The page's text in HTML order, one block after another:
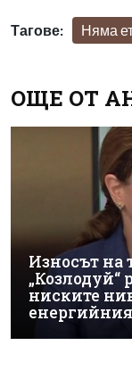
Тагове: Няма
ОЩЕ ОТ
Износът на
ниските